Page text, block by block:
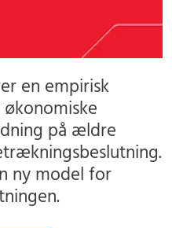
en empirisk
på ældre
ny model for